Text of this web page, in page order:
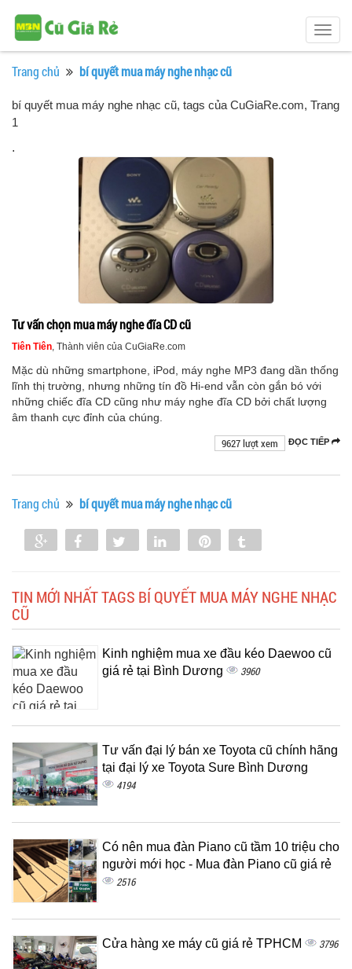
Trang chủ bí quyết mua máy nghe nhạc cũ
bí quyết mua máy nghe nhạc cũ, tags của CuGiaRe.com, Trang
1
.
Tư vấn chọn mua máy nghe đĩa CD cũ
Tiên Tiên, Thành viên của CuGiaRe.com
Mặc dù những smartphone, iPod, máy nghe MP3 đang dần thống
lĩnh thị trường, nhưng những tín đồ Hi-end vẫn còn gắn bó với
những chiếc đĩa CD cũng như máy nghe đĩa CD bởi chất lượng
âm thanh cực đỉnh của chúng.
ĐỌC TIẾP
9627 lượt xem
Trang chủ bí quyết mua máy nghe nhạc cũ
Share Share Tweet Share
TIN MỚI NHẤT TAGS BÍ QUYẾT MUA MÁY NGHE NHẠC
CŨ
Kinh nghiệm mua xe đầu kéo Daewoo cũ
giá rẻ tại Bình Dương
3960
Tư vấn đại lý bán xe Toyota cũ chính hãng
tại đại lý xe Toyota Sure Bình Dương
4194
Có nên mua đàn Piano cũ tầm 10 triệu cho
người mới học - Mua đàn Piano cũ giá rẻ
2516
Cửa hàng xe máy cũ giá rẻ TPHCM 3796